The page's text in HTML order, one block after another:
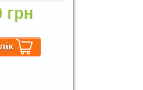
грн